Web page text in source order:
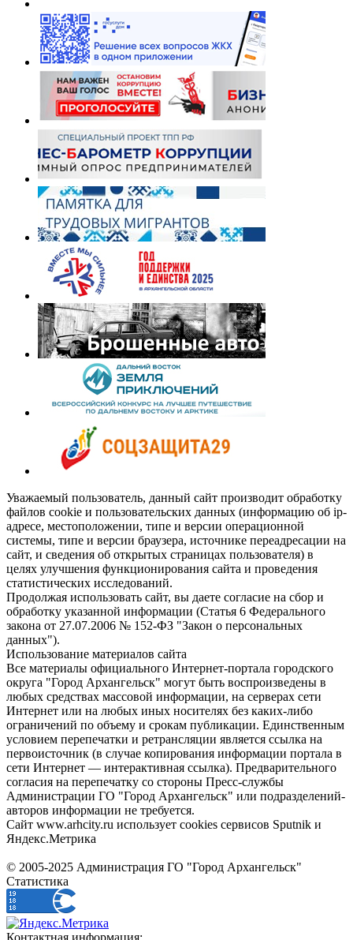
Уважаемый пользователь, данный сайт производит обработку
файлов cookie и пользовательских данных (информацию об ip-
адресе, местоположении, типе и версии операционной
системы, типе и версии браузера, источнике переадресации на
сайт, и сведения об открытых страницах пользователя) в
целях улучшения функционирования сайта и проведения
статистических исследований.
Продолжая использовать сайт, вы даете согласие на сбор и
обработку указанной информации (Статья 6 Федерального
закона от 27.07.2006 № 152-ФЗ "Закон о персональных
данных").
Использование материалов сайта
Все материалы официального Интернет-портала городского
округа "Город Архангельск" могут быть воспроизведены в
любых средствах массовой информации, на серверах сети
Интернет или на любых иных носителях без каких-либо
ограничений по объему и срокам публикации. Единственным
условием перепечатки и ретрансляции является ссылка на
первоисточник (в случае копирования информации портала в
сети Интернет — интерактивная ссылка). Предварительного
согласия на перепечатку со стороны Пресс-службы
Администрации ГО "Город Архангельск" или подразделений-
авторов информации не требуется.
Сайт www.arhcity.ru использует cookies сервисов Sputnik и
Яндекс.Метрика
© 2005-2025 Администрация ГО "Город Архангельск"
Статистика
Контактная информация: